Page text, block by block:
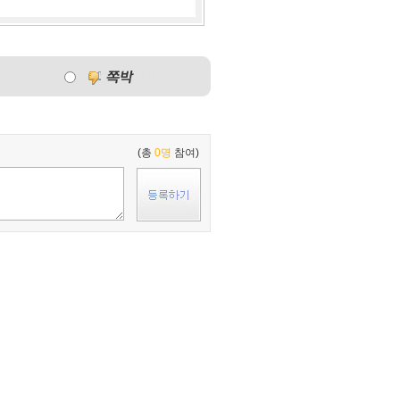
(총 0명 참여)